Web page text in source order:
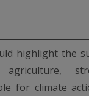
highlight the
for climate